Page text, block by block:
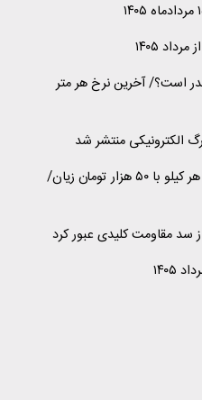
۱۴۰۵
است؟/ آخرین نرخ هر متر
الکترونیکی منتشر شد
هشدار درباره بازار مرغ؛ فروش هر کیلو با ۵۰ هزار تومان زیان/